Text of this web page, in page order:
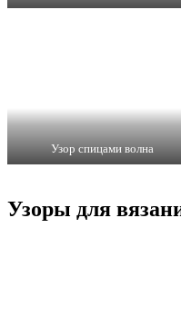
Узор спицами волна
Узоры для